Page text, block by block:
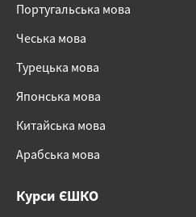
Португальська мова
Чеська мова
Турецька мова
Японська мова
Китайська мова
Арабська мова
Курси ЄШКО